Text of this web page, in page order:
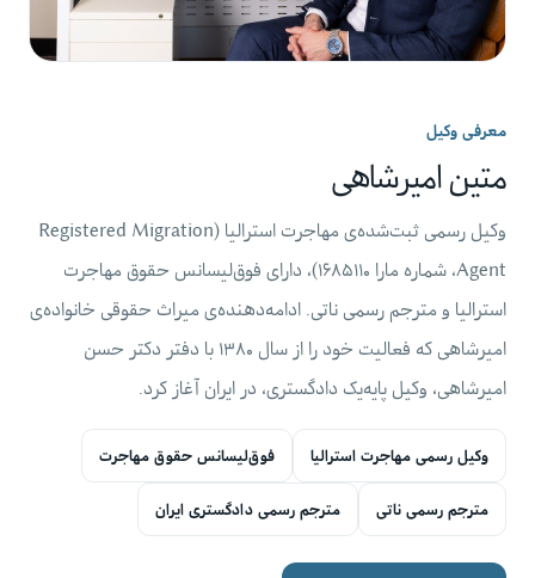
معرفی وکیل
متین امیرشاهی
وکیل رسمی ثبت‌شده‌ی مهاجرت استرالیا (Registered Migration
Agent، شماره مارا ۱۶۸۵۱۱۰)، دارای فوق‌لیسانس حقوق مهاجرت
استرالیا و مترجم رسمی ناتی. ادامه‌دهنده‌ی میراث حقوقی خانواده‌ی
امیرشاهی که فعالیت خود را از سال ۱۳۸۰ با دفتر دکتر حسن
امیرشاهی، وکیل پایه‌یک دادگستری، در ایران آغاز کرد.
وکیل رسمی مهاجرت استرالیا فوق‌لیسانس حقوق مهاجرت
مترجم رسمی ناتی مترجم رسمی دادگستری ایران